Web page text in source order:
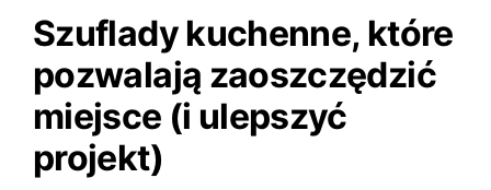
Szuflady kuchenne, które
pozwalają zaoszczędzić
miejsce (i ulepszyć
projekt)